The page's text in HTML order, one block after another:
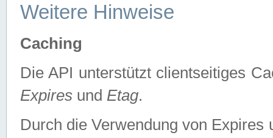
Weitere Hinweise
Caching
Die API unterstützt clientseitiges
Expires und Etag.
Durch die Verwendung von